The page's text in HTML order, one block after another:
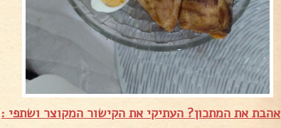
אהבת את המתכון? העתיקי את הקישור המקוצר ושתפי